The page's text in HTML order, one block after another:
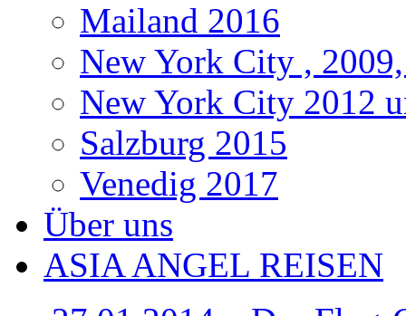
Mailand 2016
New York City ,
New York City 2012
Salzburg 2015
Venedig 2017
Über uns
ASIA ANGEL REISEN